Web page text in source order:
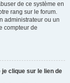
de ce système en
rang sur le forum.
administrateur ou un
compteur de
je clique sur le lien de